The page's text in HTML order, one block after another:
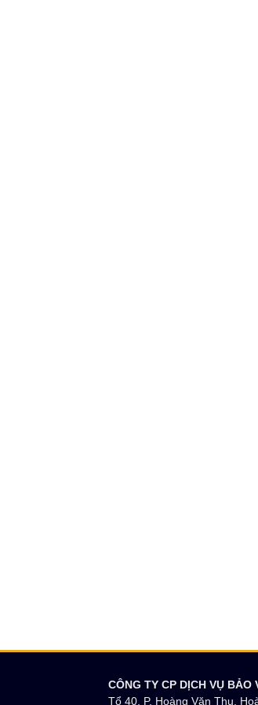
CÔNG TY CP DỊCH VỤ BẢO
Tổ 40, P. Hoàng Văn Thụ,